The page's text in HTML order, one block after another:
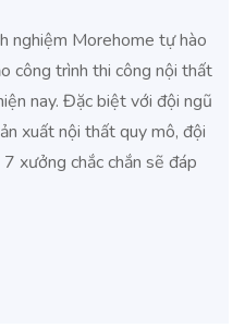
nghiệm Morehome tự hào
công trình thi công nội thất
nay. Đặc biệt với đội ngũ
xuất nội thất quy mô, đội
xưởng chắc chắn sẽ đáp